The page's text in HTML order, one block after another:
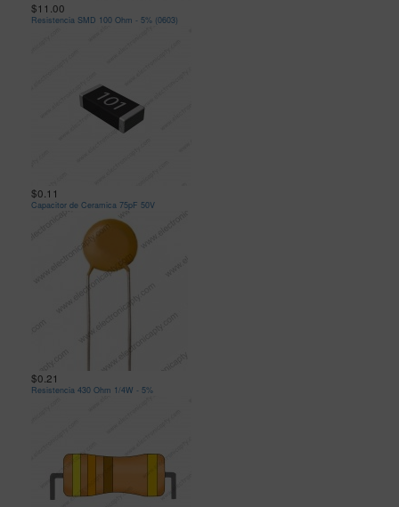
$11.00
Resistencia SMD 100 Ohm - 5% (0603)
$0.11
Capacitor de Ceramica 75pF 50V
$0.21
Resistencia 430 Ohm 1/4W - 5%